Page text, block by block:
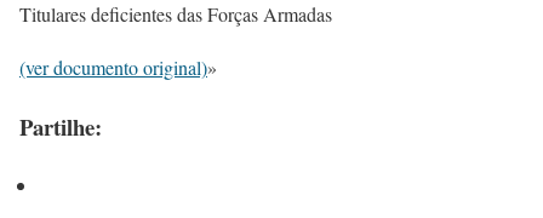
Titulares deficientes das Forças Armadas
(ver documento original)»
Partilhe: